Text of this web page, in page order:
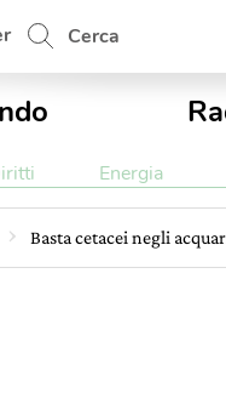
Cerca
Energia
Basta cetacei negli